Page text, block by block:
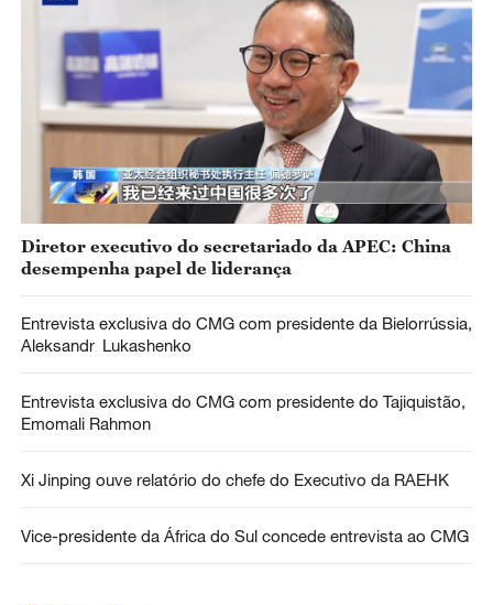
Diretor executivo do secretariado da APEC: China
desempenha papel de liderança
Entrevista exclusiva do CMG com presidente da Bielorrússia,
Aleksandr Lukashenko
Entrevista exclusiva do CMG com presidente do Tajiquistão,
Emomali Rahmon
Xi Jinping ouve relatório do chefe do Executivo da RAEHK
Vice-presidente da África do Sul concede entrevista ao CMG